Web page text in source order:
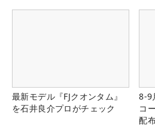
最新モデル『FJクオンタム』
を石井良介プロがチェック
8-9
コ
配